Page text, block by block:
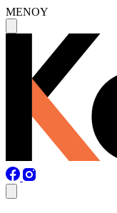
MENOY